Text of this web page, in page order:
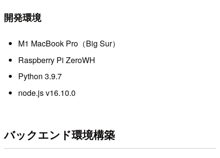
開発環境
M1 MacBook Pro（Big Sur）
Raspberry Pi ZeroWH
Python 3.9.7
node.js v16.10.0
バックエンド環境構築